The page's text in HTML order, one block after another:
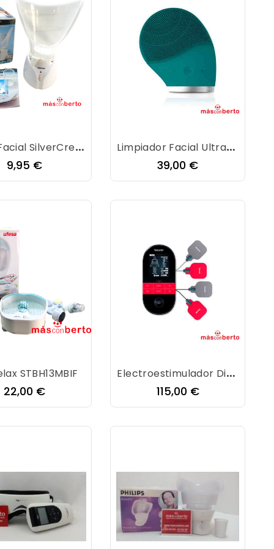
Sauna Facial SilverCrest 100W
Precio
9,95 €
Limpiador Facial Ultrasónico AZURETOUCH
Precio
39,00 €
STBH13MBIF
Precio
22,00 €
Electroestimulador Digital Con Calor Beurer EM59
Precio
115,00 €